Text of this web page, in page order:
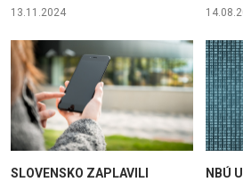
13.11.2024
SLOVENSKO ZAPLAVILI
NBÚ